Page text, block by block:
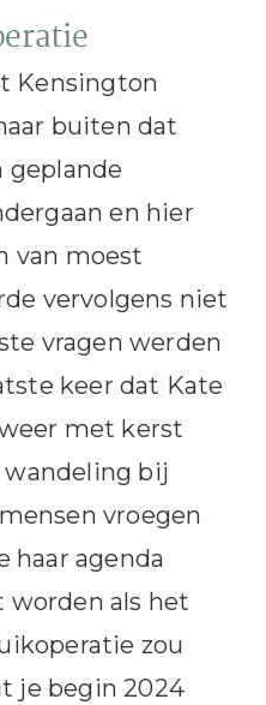
Kensington
buiten dat
geplande
en hier
van moest
vervolgens niet
vragen werden
keer dat Kate
met kerst
bij
vroegen
haar agenda
als het
zou
je begin 2024